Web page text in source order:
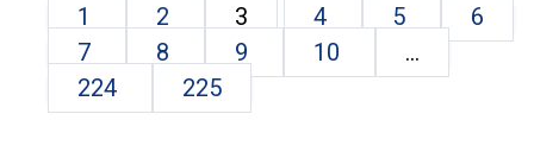
1 2 3 4 5
6
7
8 9 10
...
224
225